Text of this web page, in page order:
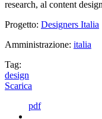
research, al content
Progetto: Designers Italia
Amministrazione: italia
Tag:
design
Scarica
pdf